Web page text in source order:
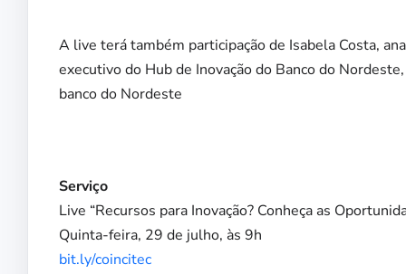
A live terá também participação de Isabela Costa,
executivo do Hub de Inovação do Banco do
banco do Nordeste
Serviço
Live “Recursos para Inovação? Conheça as
Quinta-feira, 29 de julho, às 9h
bit.ly/coincitec